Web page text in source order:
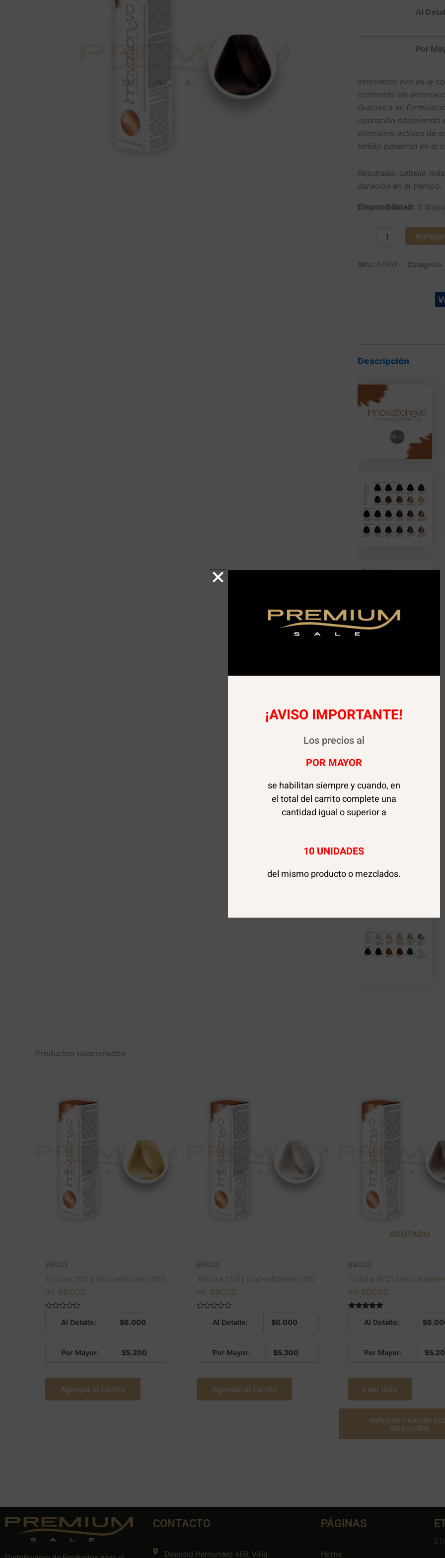
Al
Por
Innovation evo es la
contenido de
Gracias a su
operación obteniendo
principios activos de
teñido penetran en el
Resultado: cabello
duración en el tiempo.
Disponibilidad: 3
SKU: 04103 Categoría:
Descripción
Productos relacionados
BBCOS
Tintura 11/03 Innovationevo 100
ml. BBCOS
Al Detalle: $6.000
Por Mayor: $5.200
Agregar al carrito
BBCOS
Tintura 11/01 Innovationevo 100
ml. BBCOS
Al Detalle: $6.000
Por Mayor: $5.200
Agregar al carrito
AGOTADO
BBCOS
Tintura 9/21
ml. BBCOS
Al Detalle: $
Por Mayor: $
Leer más
Avísame cuando
disponible
CONTACTO
Dionisio Hernández 468, Viña
PÁGINAS
Home
¡AVISO IMPORTANTE!
Los precios al
POR MAYOR
se habilitan siempre y cuando, en
el total del carrito complete una
cantidad igual o superior a
10 UNIDADES
del mismo producto o mezclados.